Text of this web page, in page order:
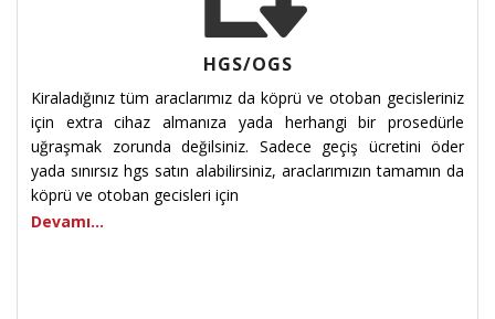
HGS/OGS
Kiraladığınız tüm araclarımız da köprü ve otoban gecisleriniz
için extra cihaz almanıza yada herhangi bir prosedürle
uğraşmak zorunda değilsiniz. Sadece geçiş ücretini öder
yada sınırsız hgs satın alabilirsiniz, araclarımızın tamamın da
köprü ve otoban gecisleri için
Devamı...